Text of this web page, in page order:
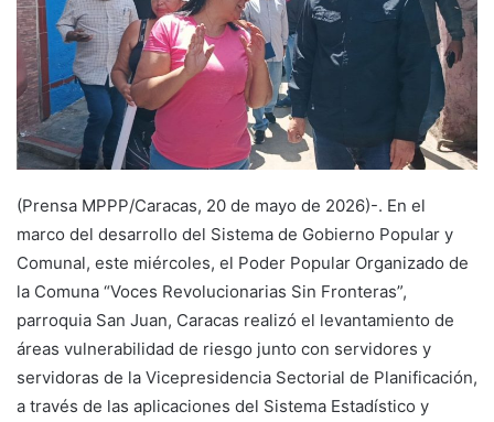
(Prensa MPPP/Caracas, 20 de mayo de 2026)-. En el
marco del desarrollo del Sistema de Gobierno Popular y
Comunal, este miércoles, el Poder Popular Organizado de
la Comuna “Voces Revolucionarias Sin Fronteras”,
parroquia San Juan, Caracas realizó el levantamiento de
áreas vulnerabilidad de riesgo junto con servidores y
servidoras de la Vicepresidencia Sectorial de Planificación,
a través de las aplicaciones del Sistema Estadístico y